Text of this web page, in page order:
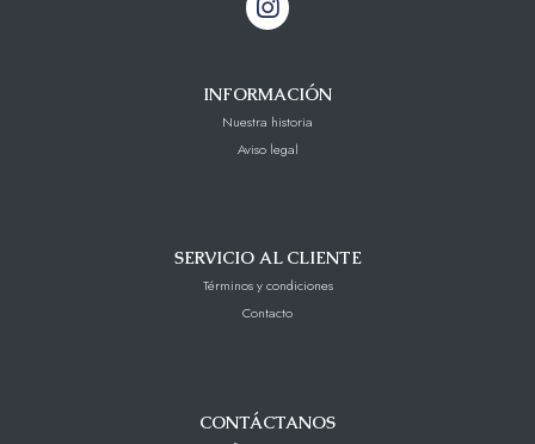
INFORMACIÓN
Nuestra historia
Aviso legal
SERVICIO AL CLIENTE
Términos y condiciones
Contacto
CONTÁCTANOS